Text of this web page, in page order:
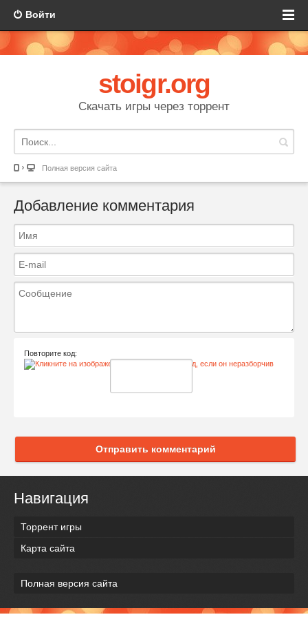
Войти
stoigr.org
Скачать игры через торрент
Полная версия сайта
Добавление комментария
Повторите код:
Отправить комментарий
Навигация
Торрент игры
Карта сайта
Полная версия сайта